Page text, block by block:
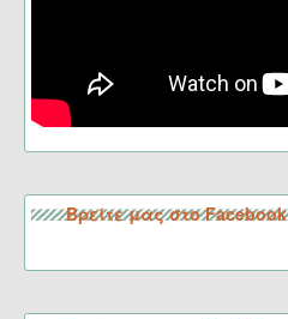
Βρείτε μας στο Facebook